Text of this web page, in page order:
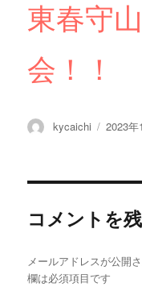
東春守
会！！
投
kycaichi
投
2023年
コメントを
メールアドレスが公開
欄は必須項目です